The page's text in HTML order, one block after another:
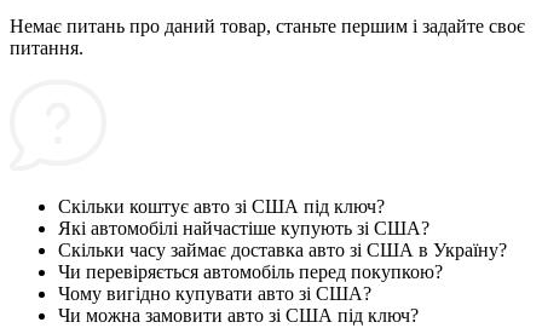
Немає питань про даний товар, станьте першим і задайте своє
питання.
Скільки коштує авто зі США під ключ?
Які автомобілі найчастіше купують зі США?
Скільки часу займає доставка авто зі США в Україну?
Чи перевіряється автомобіль перед покупкою?
Чому вигідно купувати авто зі США?
Чи можна замовити авто зі США під ключ?